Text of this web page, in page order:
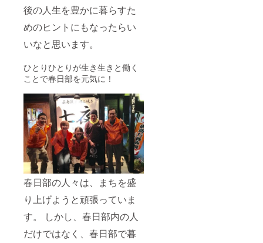
後の人生を豊かに暮らすた
めのヒントにもなったらい
いなと思います。
ひとりひとりが生き生きと働く
ことで春日部を元気に！
春日部の人々は、まちを盛
り上げようと頑張っていま
す。 しかし、春日部内の人
だけではなく、春日部で暮